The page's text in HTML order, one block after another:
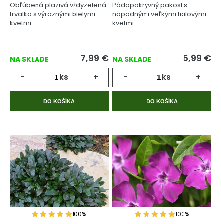
Obľúbená plazivá vždyzelená
trvalka s výraznými bielymi
kvetmi.
NA SKLADE 7,99 €
- ks +
DO KOŠÍKA
Pôdopokryvný pakost s
nápadnými veľkými fialovými
kvetmi.
NA SKLADE 5,99 €
- ks +
DO KOŠÍKA
100% 100%